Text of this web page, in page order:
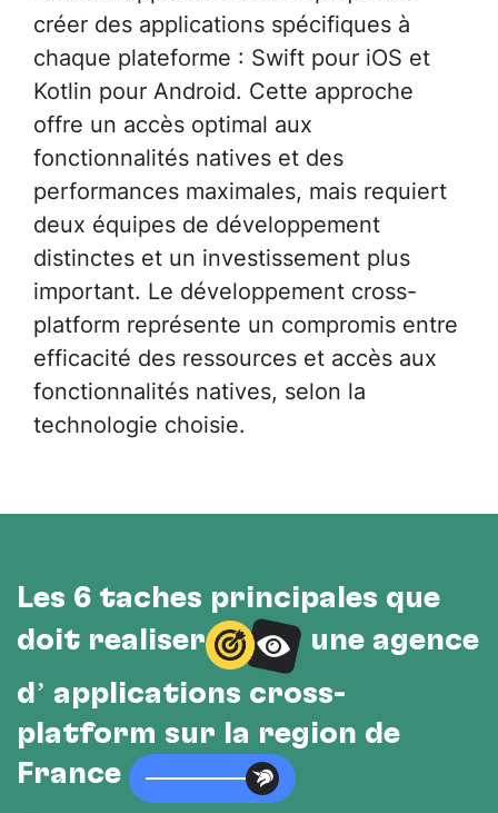
créer des applications spécifiques à
chaque plateforme : Swift pour iOS et
Kotlin pour Android. Cette approche
offre un accès optimal aux
fonctionnalités natives et des
performances maximales, mais requiert
deux équipes de développement
distinctes et un investissement plus
important. Le développement cross-
platform représente un compromis entre
efficacité des ressources et accès aux
fonctionnalités natives, selon la
technologie choisie.
Les 6 tâches principales que
doit réaliser
une agence
d’ applications cross-
platform sur la région de
France